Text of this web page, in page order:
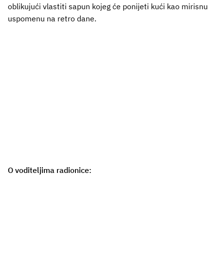
oblikujući vlastiti sapun kojeg će ponijeti kući kao mirisnu
uspomenu na retro dane.
O voditeljima radionice: